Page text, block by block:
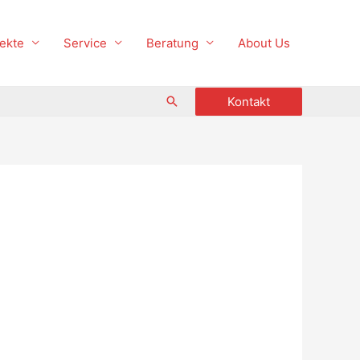
Service Beratung About Us
Suche Kontakt